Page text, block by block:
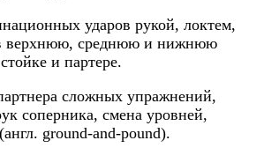
ударов рукой, локтем,
верхнюю, среднюю и нижнюю
и партере.
сложных упражнений,
соперника, смена уровней,
ground-and-pound).